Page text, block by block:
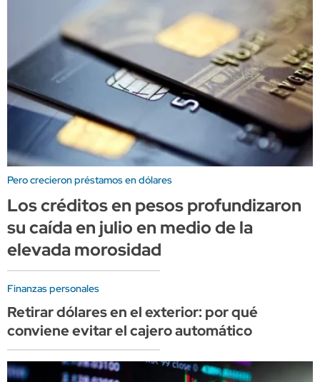
Pero crecieron préstamos en dólares
Los créditos en pesos profundizaron
su caída en julio en medio de la
elevada morosidad
Finanzas personales
Retirar dólares en el exterior: por qué
conviene evitar el cajero automático